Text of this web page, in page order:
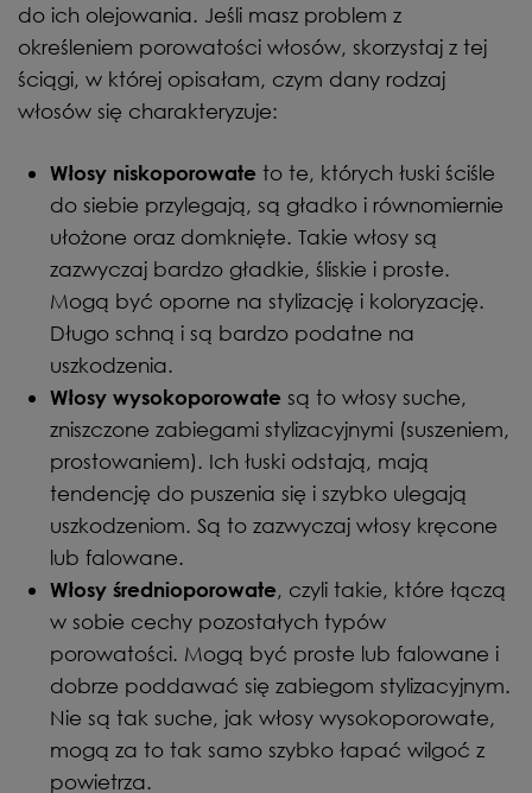
do ich olejowania. Jeśli masz problem z
określeniem porowatości włosów, skorzystaj z tej
ściągi, w której opisałam, czym dany rodzaj
włosów się charakteryzuje:
Włosy niskoporowate to te, których łuski ściśle
do siebie przylegają, są gładko i równomiernie
ułożone oraz domknięte. Takie włosy są
zazwyczaj bardzo gładkie, śliskie i proste.
Mogą być oporne na stylizację i koloryzację.
Długo schną i są bardzo podatne na
uszkodzenia.
Włosy wysokoporowate są to włosy suche,
zniszczone zabiegami stylizacyjnymi (suszeniem,
prostowaniem). Ich łuski odstają, mają
tendencję do puszenia się i szybko ulegają
uszkodzeniom. Są to zazwyczaj włosy kręcone
lub falowane.
Włosy średnioporowate, czyli takie, które łączą
w sobie cechy pozostałych typów
porowatości. Mogą być proste lub falowane i
dobrze poddawać się zabiegom stylizacyjnym.
Nie są tak suche, jak włosy wysokoporowate,
mogą za to tak samo szybko łapać wilgoć z
powietrza.